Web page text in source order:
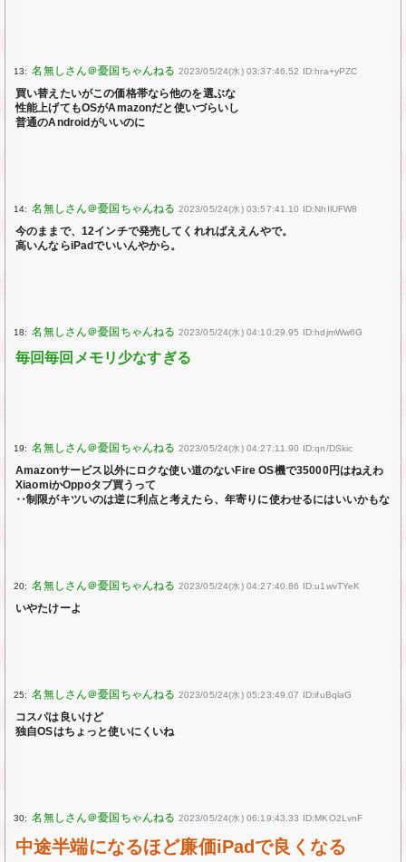
13: 2023/05/24(水) 03:37:46.52 ID:hra+yPZC
買い替えたいがこの価格帯なら他のを選ぶな
性能上げてもOSがAmazonだと使いづらいし
普通のAndroidがいいのに
14: 2023/05/24(水) 03:57:41.10 ID:NhIlUFW8
今のままで、12インチで発売してくれればええんやで。
高いんならiPadでいいんやから。
18: 2023/05/24(水) 04:10:29.95 ID:hdjmWw6G
毎回毎回メモリ少なすぎる
19: 2023/05/24(水) 04:27:11.90 ID:qn/DSkic
Amazonサービス以外にロクな使い道のないFire OS機で35000円はねえわ
XiaomiかOppoタブ買うって
‥制限がキツいのは逆に利点と考えたら、年寄りに使わせるにはいいかもな
20: 2023/05/24(水) 04:27:40.86 ID:u1wvTYeK
いやたけーよ
25: 2023/05/24(水) 05:23:49.07 ID:ifuBqlaG
コスパは良いけど
独自OSはちょっと使いにくいね
30: 2023/05/24(水) 06:19:43.33 ID:MKO2LvnF
中途半端になるほど廉価iPadで良くなる